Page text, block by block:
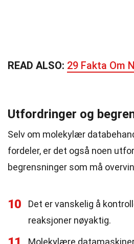
READ ALSO: 29 Fakta Om
Utfordringer og
Selv om molekylær
fordeler, er det også noen
begrensninger som må
10
Det er vanskelig å
reaksjoner nøyaktig.
Molekylære